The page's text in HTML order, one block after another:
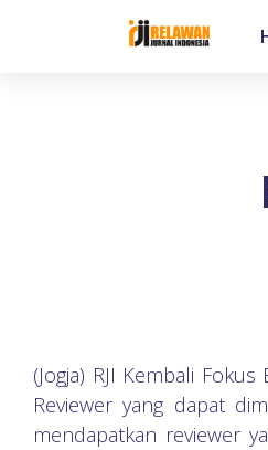
(Jogja) RJI Kembali
Reviewer yang dapat
mendapatkan reviewer